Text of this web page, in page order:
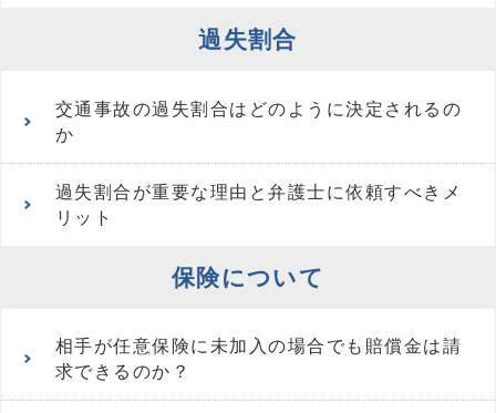
過失割合
交通事故の過失割合はどのように決定されるの
か
過失割合が重要な理由と弁護士に依頼すべきメ
リット
保険について
相手が任意保険に未加入の場合でも賠償金は請
求できるのか？